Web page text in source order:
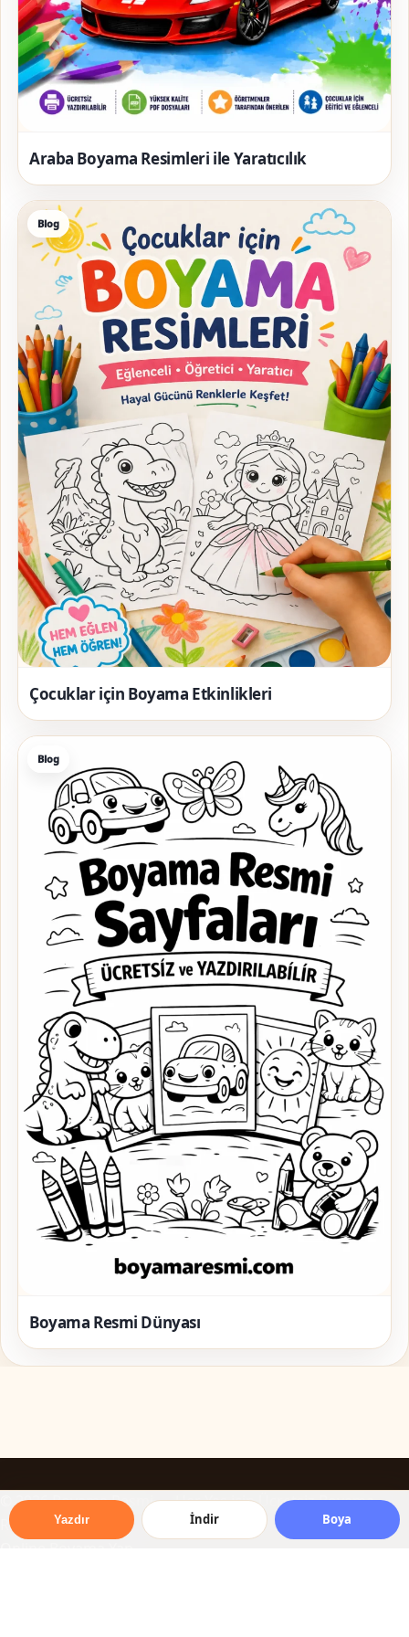
Araba Boyama Resimleri ile Yaratıcılık
Blog
Çocuklar için Boyama Etkinlikleri
Blog
Boyama Resmi Dünyası
Yazdır İndir Boya
© 2026 Boyama Resmi — Her Yaş için Ücretsiz Boyama
Resimleri